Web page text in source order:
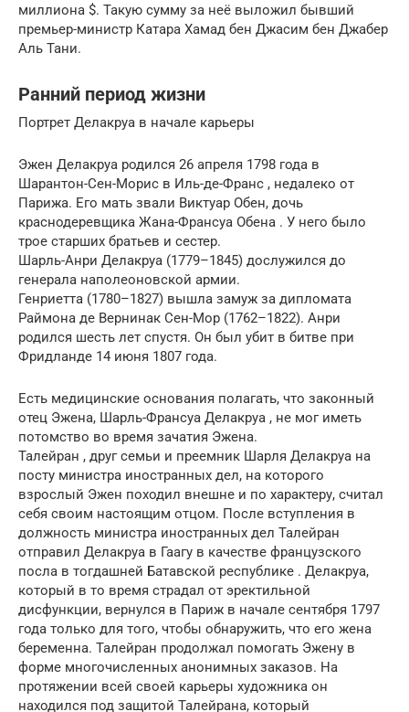
миллиона $. Такую сумму за неё выложил бывший
премьер-министр Катара Хамад бен Джасим бен Джабер
Аль Тани.
Ранний период жизни
Портрет Делакруа в начале карьеры
Эжен Делакруа родился 26 апреля 1798 года в
Шарантон-Сен-Морис в Иль-де-Франс , недалеко от
Парижа. Его мать звали Виктуар Обен, дочь
краснодеревщика Жана-Франсуа Обена . У него было
трое старших братьев и сестер.
Шарль-Анри Делакруа (1779–1845) дослужился до
генерала наполеоновской армии.
Генриетта (1780–1827) вышла замуж за дипломата
Раймона де Вернинак Сен-Мор (1762–1822). Анри
родился шесть лет спустя. Он был убит в битве при
Фридланде 14 июня 1807 года.
Есть медицинские основания полагать, что законный
отец Эжена, Шарль-Франсуа Делакруа , не мог иметь
потомство во время зачатия Эжена.
Талейран , друг семьи и преемник Шарля Делакруа на
посту министра иностранных дел, на которого
взрослый Эжен походил внешне и по характеру, считал
себя своим настоящим отцом. После вступления в
должность министра иностранных дел Талейран
отправил Делакруа в Гаагу в качестве французского
посла в тогдашней Батавской республике . Делакруа,
который в то время страдал от эректильной
дисфункции, вернулся в Париж в начале сентября 1797
года только для того, чтобы обнаружить, что его жена
беременна. Талейран продолжал помогать Эжену в
форме многочисленных анонимных заказов. На
протяжении всей своей карьеры художника он
находился под защитой Талейрана, который